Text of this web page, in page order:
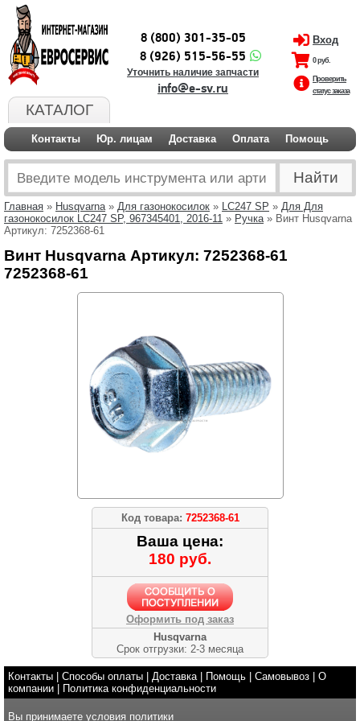
КАТАЛОГ
8 (800) 301-35-05
8 (926) 515-56-55
Уточнить наличие запчасти
info@e-sv.ru
Вход
0 руб.
Проверить
статус заказа
Контакты Юр. лицам Доставка Оплата Помощь
Главная » Husqvarna» Для газонокосилок » LC247 SP » Для Для
газонокосилок LC247 SP, 967345401, 2016-11 » Ручка» Винт Husqvarna
Артикул: 7252368-61
Винт Husqvarna Артикул: 7252368-61
7252368-61
Код товара: 7252368-61
Ваша цена:
180 руб.
Оформить под заказ
Husqvarna
Срок отгрузки: 2-3 месяца
Контакты Способы оплаты Доставка| Помощь Самовывоз
О
компании
Политика конфиденциальности
Вы принимаете условия политики